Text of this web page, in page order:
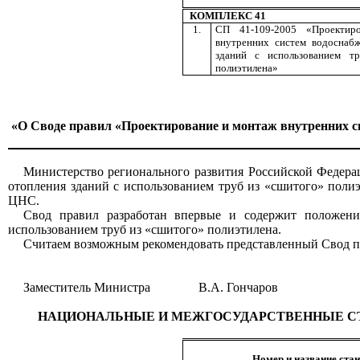
КОМПЛЕКС 41
1.
СП 41-109-2005
внутренних систем
зданий с использованием
полиэтилена»
«О Своде правил «Проектирование и монтаж внутренних
Министерство регионального развития Российской
отопления зданий с использованием труб из «сшитого»
ЦНС.
Свод правил разработан впервые и содержит
использованием труб из «сшитого» полиэтилена.
Считаем возможным рекомендовать представленный Свод
Заместитель Министра В.А. Гончаров
НАЦИОНАЛЬНЫЕ И МЕЖГОСУДАРСТВЕННЫЕ